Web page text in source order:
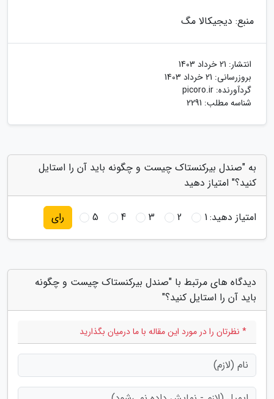
منبع: دیجیکالا مگ
انتشار: 21 خرداد 1403
بروزرسانی: 21 خرداد 1403
گردآورنده: picoro.ir
شناسه مطلب: 2291
به "صندل بیرکنستاک چیست و چگونه باید آن را استایل
کنید؟" امتیاز دهید
امتیاز دهید:1
2
3
4
5 رای
دیدگاه های مرتبط با "صندل بیرکنستاک چیست و چگونه
باید آن را استایل کنید؟"
* نظرتان را در مورد این مقاله با ما درمیان بگذارید